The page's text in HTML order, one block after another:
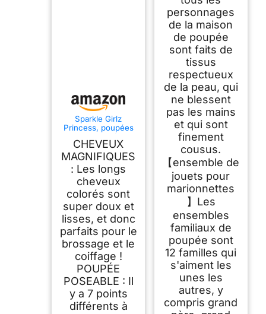
Sparkle Girlz
Princess, poupées
de Mode à
Collectionner,
poupées à Habiller
de Princesse (Lot
de 6)
CHEVEUX
MAGNIFIQUES
: Les longs
cheveux
colorés sont
super doux et
lisses, et donc
parfaits pour le
brossage et le
coiffage !
POUPÉE
POSEABLE : Il
y a 7 points
différents à
personnages
de la maison
de poupée
sont faits de
tissus
respectueux
de la peau, qui
ne blessent
pas les mains
et qui sont
finement
cousus.
【ensemble de
jouets pour
marionnettes
】Les
ensembles
familiaux de
poupée sont
12 familles qui
s'aiment les
unes les
autres, y
compris grand